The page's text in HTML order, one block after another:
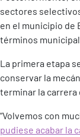
sectores
en el municipio de
términos
La primera etapa
conservar la
terminar la carrera
“Volvemos con
pudiese acabar la